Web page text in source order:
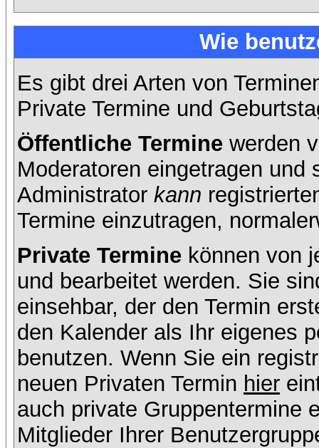
Wie
Es gibt drei Arten von
Private Termine und
Öffentliche Termine werden
Moderatoren eingetragen und
Administrator kann
Termine einzutragen,
Private Termine können von
und bearbeitet werden. Sie
einsehbar, der den Termin
den Kalender als Ihr eigenes
benutzen. Wenn Sie ein
neuen Privaten Termin hier
auch private Gruppentermine
Mitglieder Ihrer